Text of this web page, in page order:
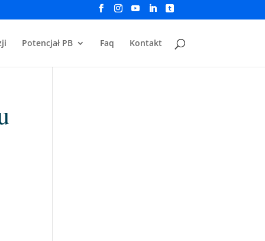
Potencjał PB Faq Kontakt